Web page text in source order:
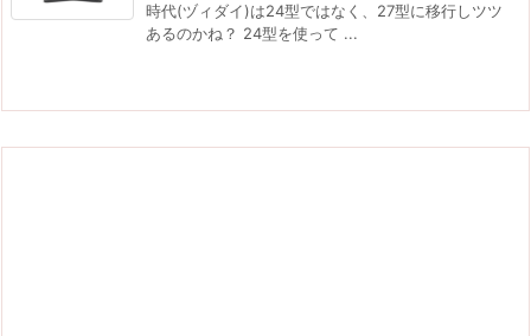
時代(ヅィダイ)は24型ではなく、27型に移行しツツ
あるのかね？ 24型を使って ...